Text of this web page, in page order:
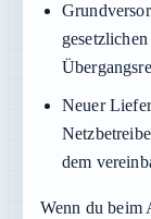
Neuer
dem
Wenn du beim